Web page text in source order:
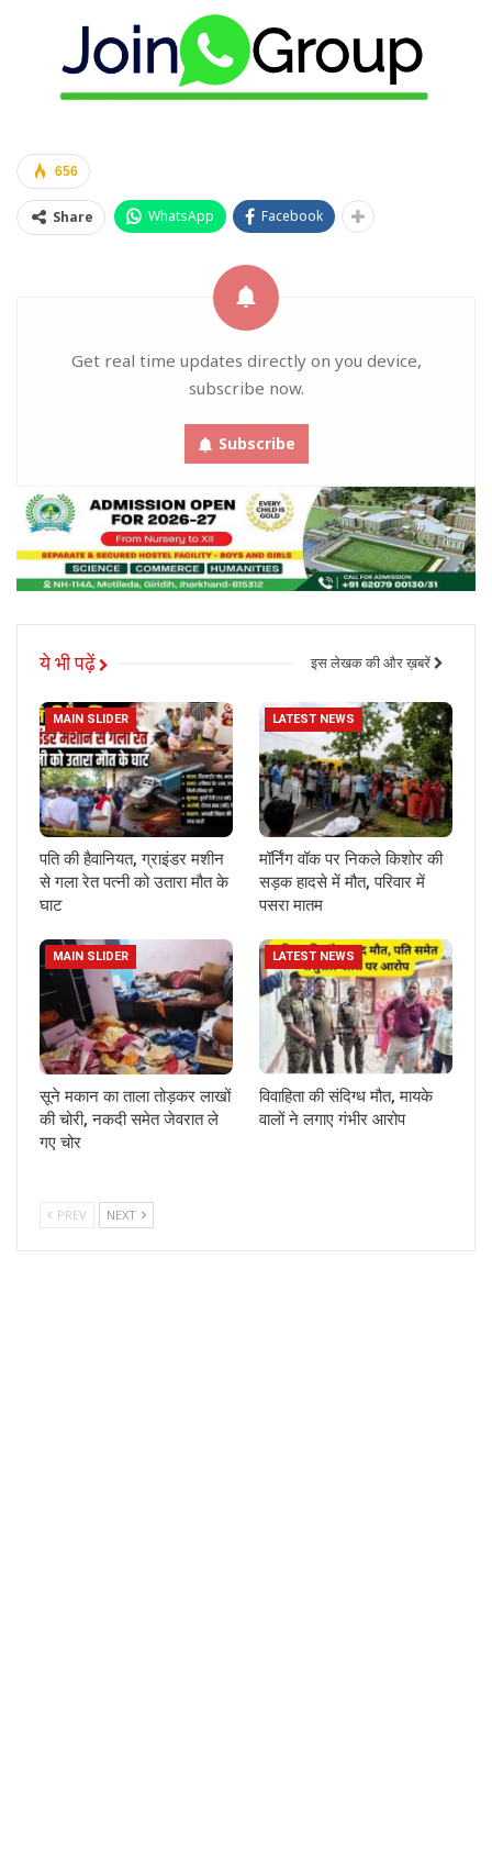
656
Share WhatsApp Facebook
Get real time updates directly on you device,
subscribe now.
Subscribe
ये भी पढ़ें इस लेखक की और ख़बरें
MAIN SLIDER
पति की हैवानियत, ग्राइंडर मशीन
से गला रेत पत्नी को उतारा मौत के
घाट
LATEST NEWS
मॉर्निंग वॉक पर निकले किशोर की
सड़क हादसे में मौत, परिवार में
पसरा मातम
MAIN SLIDER
सूने मकान का ताला तोड़कर लाखों
की चोरी, नकदी समेत जेवरात ले
गए चोर
LATEST NEWS
विवाहिता की संदिग्ध मौत, मायके
वालों ने लगाए गंभीर आरोप
PREV NEXT